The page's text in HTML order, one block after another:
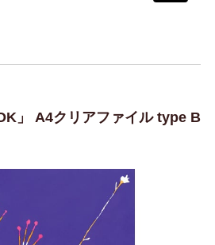
」 A4クリアファイル type B